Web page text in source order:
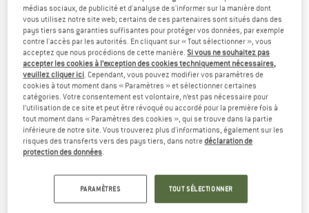
médias sociaux, de publicité et d'analyse de s'informer sur la manière dont
vous utilisez notre site web; certains de ces partenaires sont situés dans des
pays tiers sans garanties suffisantes pour protéger vos données, par exemple
contre l'accès par les autorités. En cliquant sur « Tout sélectionner », vous
acceptez que nous procédions de cette manière.Si vous ne souhaitez pas
accepter les cookies à l’exception des cookies techniquement nécessaires,
veuillez cliquer ici. Cependant, vous pouvez modifier vos paramètres de
cookies à tout moment dans « Paramètres » et sélectionner certaines
catégories. Votre consentement est volontaire, n’est pas nécessaire pour
l’utilisation de ce site et peut être révoqué ou accordé pour la première fois à
tout moment dans « Paramètres des cookies », qui se trouve dans la partie
inférieure de notre site. Vous trouverez plus d'informations, également sur les
risques des transferts vers des pays tiers, dans notredéclaration de
protection des données.
PARAMÈTRES TOUT SÉLECTIONNER